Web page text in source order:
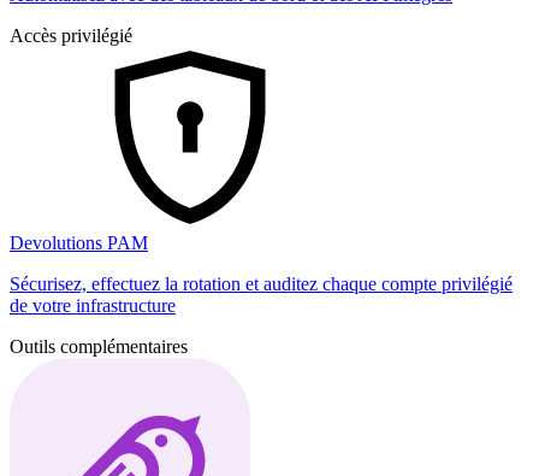
Accès privilégié
Devolutions PAM
Sécurisez, effectuez la rotation et auditez chaque compte privilégié
de votre infrastructure
Outils complémentaires